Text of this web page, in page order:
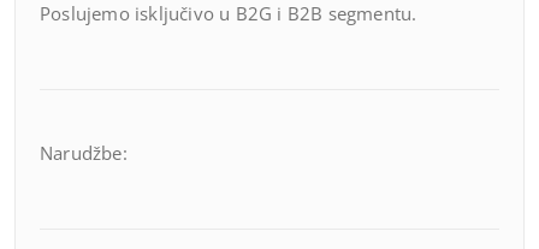
Poslujemo isključivo u B2G i B2B segmentu.
Narudžbe: